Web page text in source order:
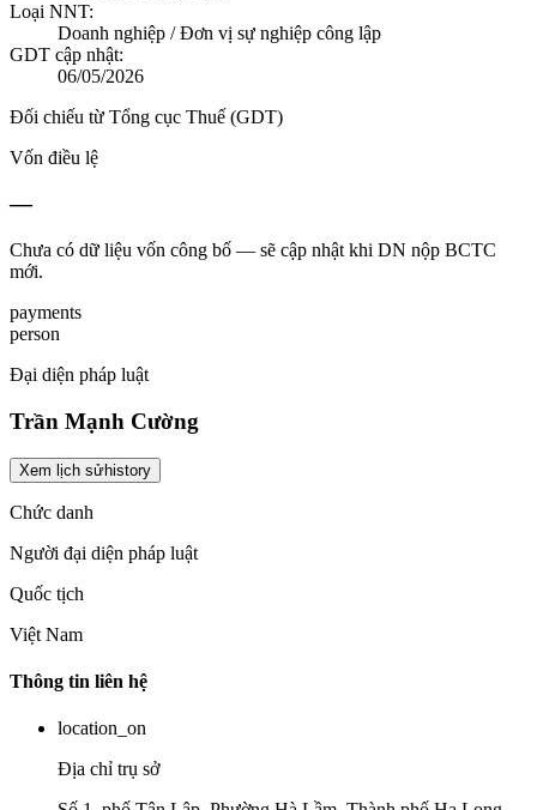
Loại NNT:
Doanh nghiệp / Đơn vị sự nghiệp công lập
GDT cập nhật:
06/05/2026
Đối chiếu từ Tổng cục Thuế (GDT)
Vốn điều lệ
—
Chưa có dữ liệu vốn công bố — sẽ cập nhật khi DN nộp BCTC
mới.
payments
person
Đại diện pháp luật
Trần Mạnh Cường
Xem lịch sửhistory
Chức danh
Người đại diện pháp luật
Quốc tịch
Việt Nam
Thông tin liên hệ
location_on
Địa chỉ trụ sở